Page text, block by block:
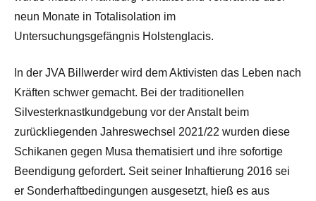
neun Monate in Totalisolation im
Untersuchungsgefängnis Holstenglacis.
In der JVA Billwerder wird dem Aktivisten das Leben nach
Kräften schwer gemacht. Bei der traditionellen
Silvesterknastkundgebung vor der Anstalt beim
zurückliegenden Jahreswechsel 2021/22 wurden diese
Schikanen gegen Musa thematisiert und ihre sofortige
Beendigung gefordert. Seit seiner Inhaftierung 2016 sei
er Sonderhaftbedingungen ausgesetzt, hieß es aus